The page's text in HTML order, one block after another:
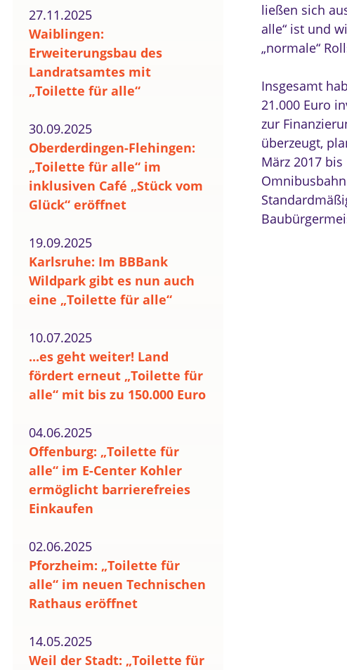
27.11.2025
Waiblingen:
Erweiterungsbau des
Landratsamtes mit
„Toilette für alle“
30.09.2025
Oberderdingen-Flehingen:
„Toilette für alle“ im
inklusiven Café „Stück vom
Glück“ eröffnet
19.09.2025
Karlsruhe: Im BBBank
Wildpark gibt es nun auch
eine „Toilette für alle“
10.07.2025
...es geht weiter! Land
fördert erneut „Toilette für
alle“ mit bis zu 150.000 Euro
04.06.2025
Offenburg: „Toilette für
alle“ im E-Center Kohler
ermöglicht barrierefreies
Einkaufen
02.06.2025
Pforzheim: „Toilette für
alle“ im neuen Technischen
Rathaus eröffnet
14.05.2025
Weil der Stadt: „Toilette für
ließen sich
alle“ ist und
„normale“
Insgesamt
21.000 Euro
zur
überzeugt,
März 2017